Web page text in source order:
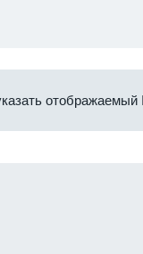
отображаемый